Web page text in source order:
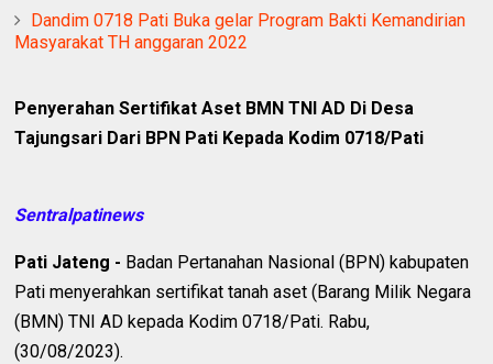
Dandim 0718 Pati Buka gelar Program Bakti Kemandirian
Masyarakat TH anggaran 2022
Penyerahan Sertifikat Aset BMN TNI AD Di Desa
Tajungsari Dari BPN Pati Kepada Kodim 0718/Pati
Sentralpatinews
Pati Jateng - Badan Pertanahan Nasional (BPN) kabupaten
Pati menyerahkan sertifikat tanah aset (Barang Milik Negara
(BMN) TNI AD kepada Kodim 0718/Pati. Rabu,
(30/08/2023).